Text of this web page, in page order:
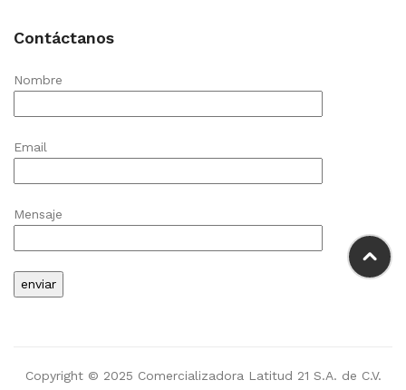
Contáctanos
Nombre
Email
Mensaje
Copyright © 2025 Comercializadora Latitud 21 S.A. de C.V.